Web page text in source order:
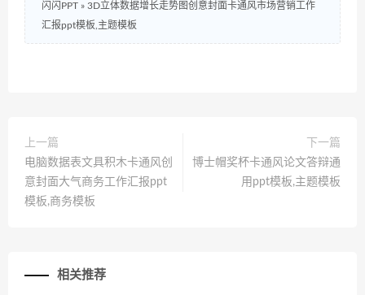
闪闪PPT » 3D立体数据增长走势图创意封面卡通风市场营销工作
汇报ppt模板,主题模板
上一篇
电脑数据表文具积木卡通风创
意封面大气商务工作汇报ppt
模板,商务模板
下一篇
博士帽奖杯卡通风论文答辩通
用ppt模板,主题模板
相关推荐